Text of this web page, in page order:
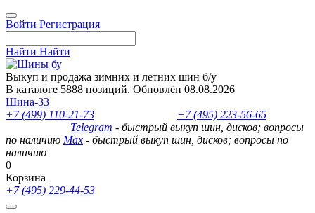
Войти Регистрация
Найти Найти
Выкуп и продажа зимних и летних шин б/у
В каталоге 5888 позиций. Обновлён 08.08.2026
Шина-33
+7 (499) 110-21-73
+7 (495) 223-56-65
Telegram - быстрый выкуп шин, дисков; вопросы
по наличию Max - быстрый выкуп шин, дисков; вопросы по
наличию
0
Корзина
+7 (495) 229-44-53